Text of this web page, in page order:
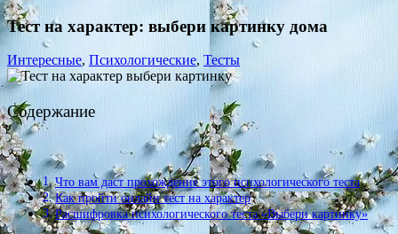
Тест на характер: выбери картинку дома
Интересные, Психологические, Тесты
Содержание
Что вам даст прохождение этого психологического теста
Как пройти онлайн тест на характер
Расшифровка психологического теста «Выбери картинку»